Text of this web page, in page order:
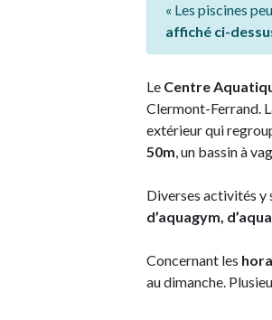
« Les piscines
affiché ci-
Le Centre
Clermont-Ferrand.
extérieur qui
50m, un bassin à
Diverses activités y
d’aquagym,
Concernant les
au dimanche.